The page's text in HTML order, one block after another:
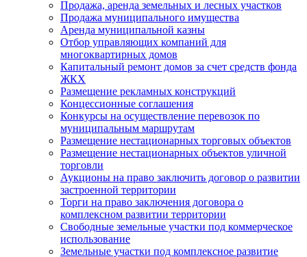
Продажа, аренда земельных и лесных участков
Продажа муниципального имущества
Аренда муниципальной казны
Отбор управляющих компаний для
многоквартирных домов
Капитальный ремонт домов за счет средств фонда
ЖКХ
Размещение рекламных конструкций
Концессионные соглашения
Конкурсы на осуществление перевозок по
муниципальным маршрутам
Размещение нестационарных торговых объектов
Размещение нестационарных объектов уличной
торговли
Аукционы на право заключить договор о развитии
застроенной территории
Торги на право заключения договора о
комплексном развитии территории
Свободные земельные участки под коммерческое
использование
Земельные участки под комплексное развитие